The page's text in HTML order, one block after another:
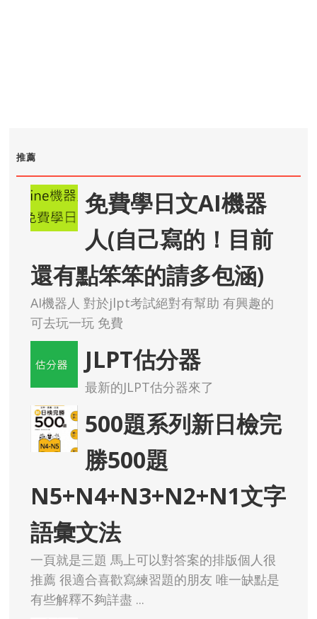
推薦
免費學日文AI機器
人(自己寫的！目前
還有點笨笨的請多包涵)
AI機器人 對於jlpt考試絕對有幫助 有興趣的
可去玩一玩 免費
JLPT估分器
最新的JLPT估分器來了
500題系列新日檢完
勝500題
N5+N4+N3+N2+N1文字
語彙文法
一頁就是三題 馬上可以對答案的排版個人很
推薦 很適合喜歡寫練習題的朋友 唯一缺點是
有些解釋不夠詳盡 ...